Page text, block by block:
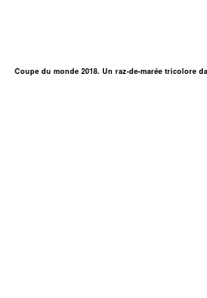
Coupe du monde 2018. Un raz-de-marée tricolore